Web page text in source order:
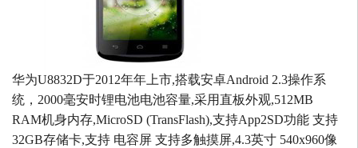
华为U8832D于2012年年上市,搭载安卓Android 2.3操作系
统，2000毫安时锂电池电池容量,采用直板外观,512MB
RAM机身内存,MicroSD (TransFlash),支持App2SD功能 支持
32GB存储卡,支持 电容屏 支持多触摸屏,4.3英寸 540x960像